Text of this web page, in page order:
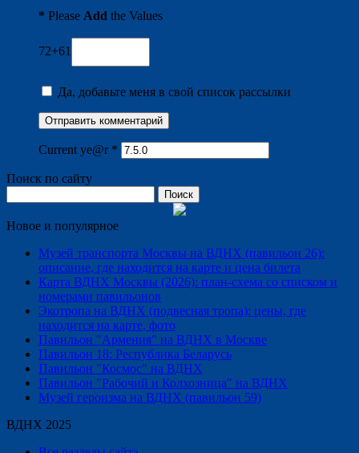
* Please Add the Values
72+61
Да, добавьте меня в свой список рассылки
Current ye@r *
Поиск по сайту
Новое и популярное
Музей транспорта Москвы на ВДНХ (павильон 26):
описание, где находится на карте и цена билета
Карта ВДНХ Москвы (2026): план-схема со списком и
номерами павильонов
Экотропа на ВДНХ (подвесная тропа): цены, где
находится на карте, фото
Павильон "Армения" на ВДНХ в Москве
Павильон 18: Республика Беларусь
Павильон "Космос" на ВДНХ
Павильон "Рабочий и Колхозница" на ВДНХ
Музей героизма на ВДНХ (павильон 59)
ВДНХ 2025